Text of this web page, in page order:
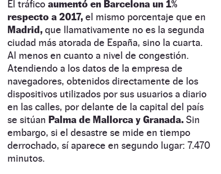
El tráfico aumentó en Barcelona un 1%
respecto a 2017, el mismo porcentaje que en
Madrid, que llamativamente no es la segunda
ciudad más atorada de España, sino la cuarta.
Al menos en cuanto a nivel de congestión.
Atendiendo a los datos de la empresa de
navegadores, obtenidos directamente de los
dispositivos utilizados por sus usuarios a diario
en las calles, por delante de la capital del país
se sitúan Palma de Mallorca y Granada. Sin
embargo, si el desastre se mide en tiempo
derrochado, sí aparece en segundo lugar: 7.470
minutos.